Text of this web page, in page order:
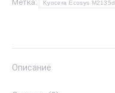
Метка: Kyocera Ecosys
Описание